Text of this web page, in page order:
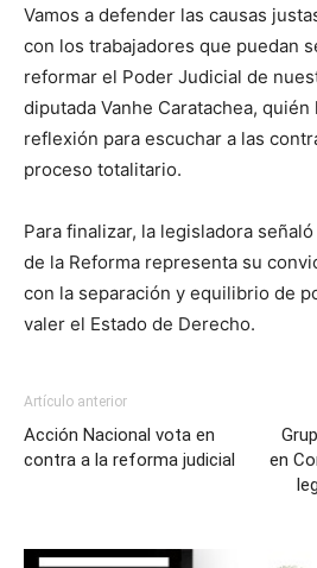
Vamos a defender las causas
con los trabajadores que puedan
reformar el Poder Judicial de
diputada Vanhe Caratachea,
reflexión para escuchar a las
proceso totalitario.
Para finalizar, la legisladora
de la Reforma representa su
con la separación y equilibrio de
valer el Estado de Derecho.
Artículo anterior
Acción Nacional vota en
contra a la reforma judicial
en